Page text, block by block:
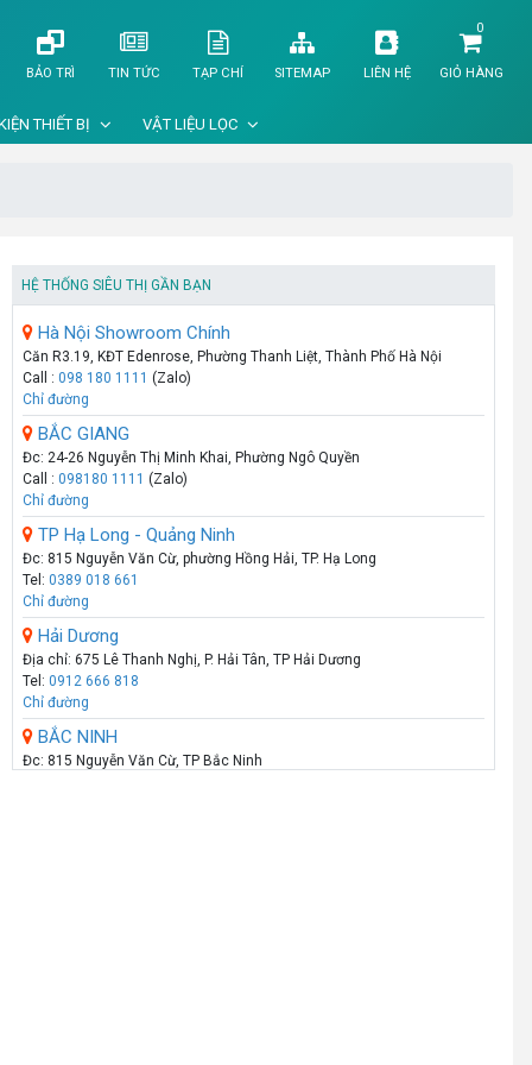
BẢO TRÌ TIN TỨC TẠP CHÍ SITEMAP LIÊN HỆ
0
GIỎ HÀNG
THIẾT BỊ VẬT LIỆU LỌC
HỆ THỐNG SIÊU THỊ GẦN BẠN
Hà Nội Showroom Chính
Căn R3.19, KĐT Edenrose, Phường Thanh Liệt, Thành Phố Hà Nội
Call : 098 180 1111 (Zalo)
Chỉ đường
BẮC GIANG
Đc: 24-26 Nguyễn Thị Minh Khai, Phường Ngô Quyền
Call : 098180 1111 (Zalo)
Chỉ đường
TP Hạ Long - Quảng Ninh
Đc: 815 Nguyễn Văn Cừ, phường Hồng Hải, TP. Hạ Long
Tel: 0389 018 661
Chỉ đường
Hải Dương
Địa chỉ: 675 Lê Thanh Nghị, P. Hải Tân, TP Hải Dương
Tel: 0912 666 818
Chỉ đường
BẮC NINH
Đc: 815 Nguyễn Văn Cừ, TP Bắc Ninh